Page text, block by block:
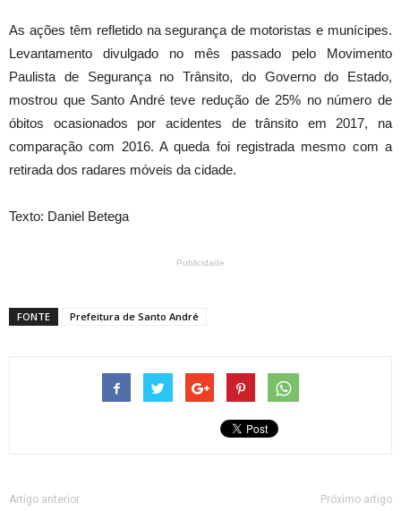
As ações têm refletido na segurança de motoristas e munícipes.
Levantamento divulgado no mês passado pelo Movimento
Paulista de Segurança no Trânsito, do Governo do Estado,
mostrou que Santo André teve redução de 25% no número de
óbitos ocasionados por acidentes de trânsito em 2017, na
comparação com 2016. A queda foi registrada mesmo com a
retirada dos radares móveis da cidade.
Texto: Daniel Betega
Publicidade
FONTE Prefeitura de Santo André
Artigo anterior Próximo artigo